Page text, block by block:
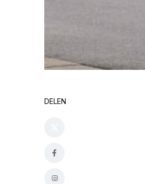
DELEN